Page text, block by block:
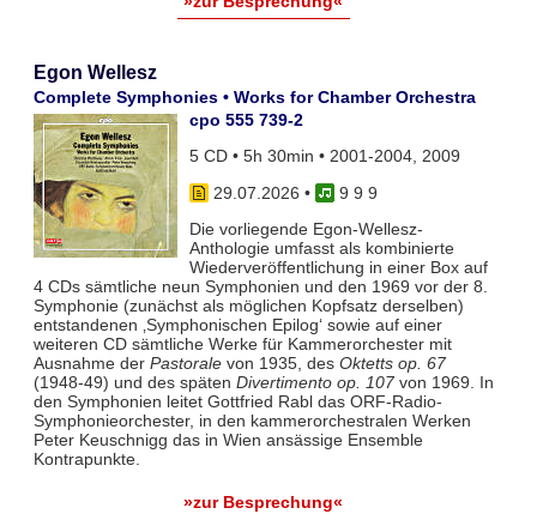
Egon Wellesz
Complete Symphonies • Works for Chamber Orchestra
cpo 555 739-2
5 CD • 5h 30min • 2001-2004, 2009
29.07.2026 •
9 9 9
Die vorliegende Egon-Wellesz-
Anthologie umfasst als kombinierte
Wiederveröffentlichung in einer Box auf
4 CDs sämtliche neun Symphonien und den 1969 vor der 8.
Symphonie (zunächst als möglichen Kopfsatz derselben)
entstandenen ‚Symphonischen Epilog‘ sowie auf einer
weiteren CD sämtliche Werke für Kammerorchester mit
Ausnahme der Pastoralevon 1935, des Oktetts op. 67
(1948-49) und des späten Divertimento op. 107von 1969. In
den Symphonien leitet Gottfried Rabl das ORF-Radio-
Symphonieorchester, in den kammerorchestralen Werken
Peter Keuschnigg das in Wien ansässige Ensemble
Kontrapunkte.
»zur Besprechung«